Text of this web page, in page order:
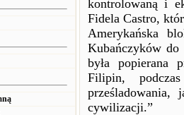
kontrolowaną i
Fidela Castro,
Amerykańska
Kubańczyków
była popierana
Filipin,
cywilizacji.”